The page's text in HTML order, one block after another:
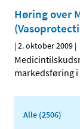
Høring over
|2. oktober 2009 |
markedsføring i
Alle (2506)